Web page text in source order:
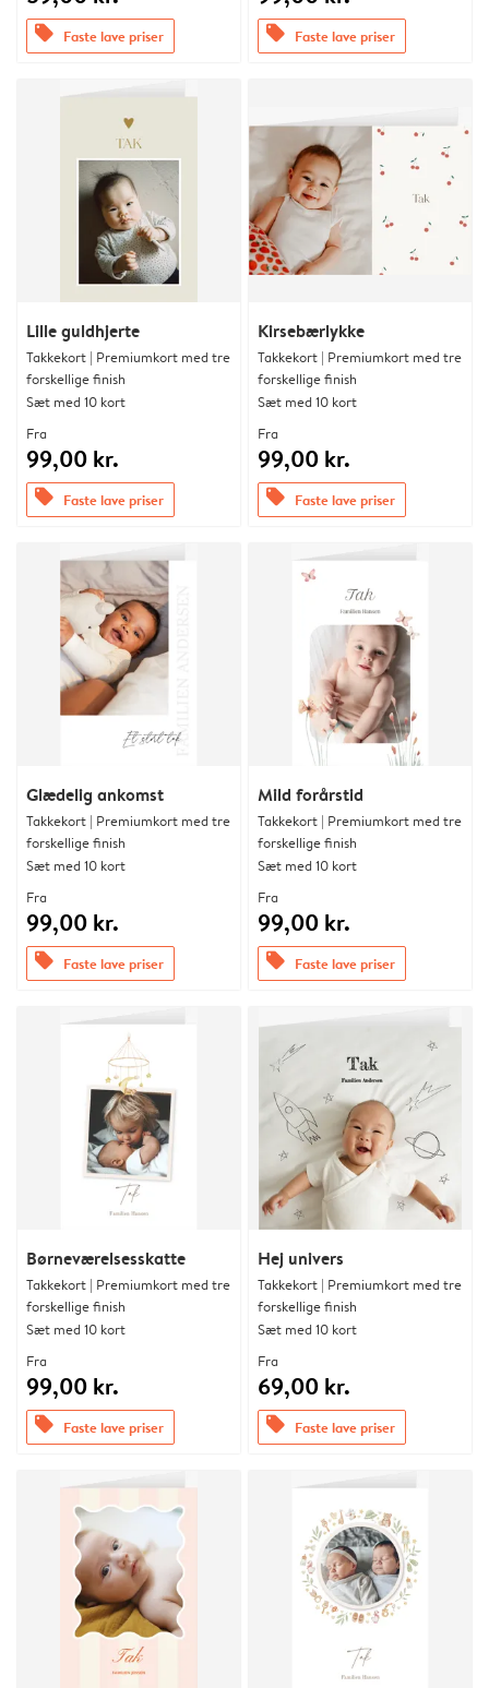
offers Faste lave priser offers Faste lave priser
Lille guldhjerte
Takkekort | Premiumkort med tre
forskellige finish
Sæt med 10 kort
Fra
99,00 kr.
offers Faste lave priser
Kirsebærlykke
Takkekort | Premiumkort med tre
forskellige finish
Sæt med 10 kort
Fra
99,00 kr.
offers Faste lave priser
Glædelig ankomst
Takkekort | Premiumkort med tre
forskellige finish
Sæt med 10 kort
Fra
99,00 kr.
offers Faste lave priser
Mild forårstid
Takkekort | Premiumkort med tre
forskellige finish
Sæt med 10 kort
Fra
99,00 kr.
offers Faste lave priser
Børneværelsesskatte
Takkekort | Premiumkort med tre
forskellige finish
Sæt med 10 kort
Fra
99,00 kr.
offers Faste lave priser
Hej univers
Takkekort | Premiumkort med tre
forskellige finish
Sæt med 10 kort
Fra
69,00 kr.
offers Faste lave priser